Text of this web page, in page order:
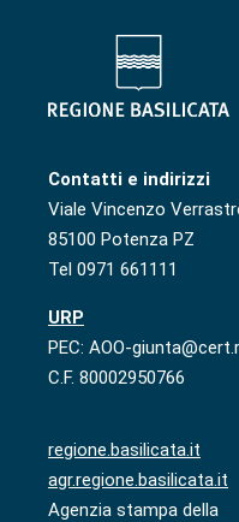
Contatti e indirizzi
Viale Vincenzo
85100 Potenza PZ
Tel 0971 661111
URP
PEC: AOO-
C.F. 80002950766
regione.basilicata.it
agr.regione.basilicata.it
Agenzia stampa della